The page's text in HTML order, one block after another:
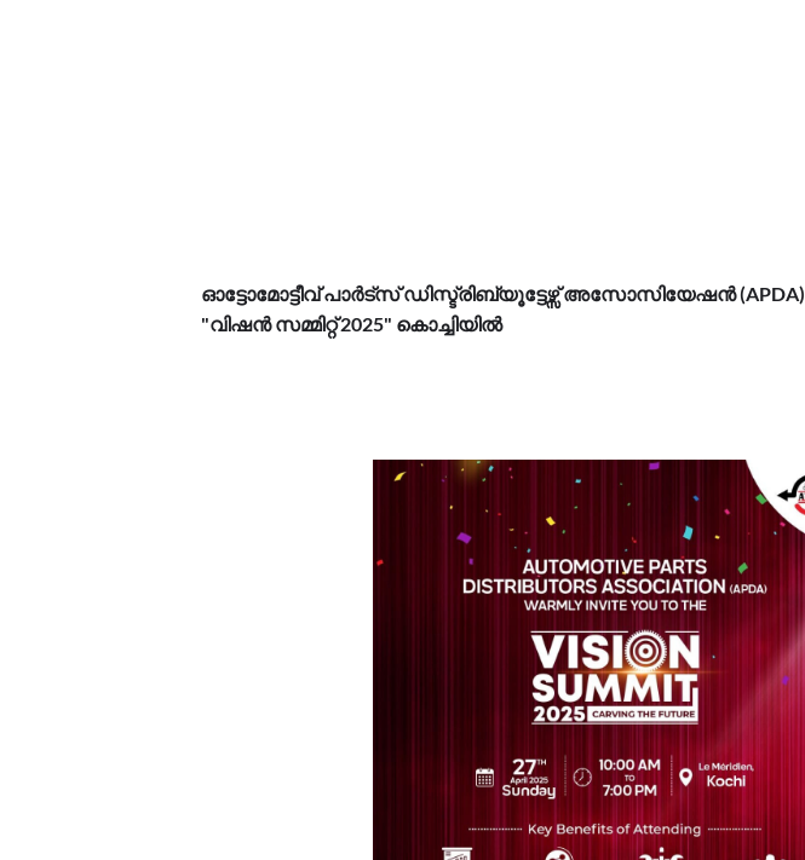
ഓട്ടോമോട്ടീവ് പാർട്സ് ഡിസ്ട്രിബ്യൂട്ടേഴ്സ് അസോസിയേഷൻ (APDA)
"വിഷൻ സമ്മിറ്റ് 2025" കൊച്ചിയിൽ